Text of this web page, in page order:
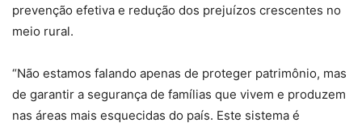
prevenção efetiva e redução dos prejuízos crescentes no
meio rural.
“Não estamos falando apenas de proteger patrimônio, mas
de garantir a segurança de famílias que vivem e produzem
nas áreas mais esquecidas do país. Este sistema é